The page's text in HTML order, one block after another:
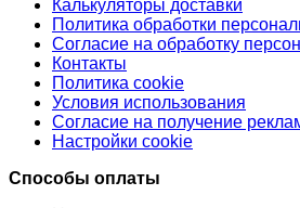
Калькуляторы доставки
Политика обработки
Согласие на обработку
Контакты
Политика cookie
Условия использования
Согласие на получение
Настройки cookie
Способы оплаты